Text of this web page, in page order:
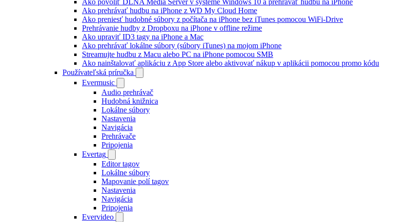
Ako povoliť DLNA Media Server v systéme Windows 10 a prehrávať hudbu na iPhone
Ako prehrávať hudbu na iPhone z WD My Cloud Home
Ako preniesť hudobné súbory z počítača na iPhone bez iTunes pomocou WiFi-Drive
Prehrávanie hudby z Dropboxu na iPhone v offline režime
Ako upraviť ID3 tagy na iPhone a Mac
Ako prehrávať lokálne súbory (súbory iTunes) na mojom iPhone
Streamujte hudbu z Macu alebo PC na iPhone pomocou SMB
Ako nainštalovať aplikáciu z App Store alebo aktivovať nákup v aplikácii pomocou promo kódu
Používateľská príručka
Evermusic
Audio prehrávač
Hudobná knižnica
Lokálne súbory
Nastavenia
Navigácia
Prehrávače
Pripojenia
Evertag
Editor tagov
Lokálne súbory
Mapovanie polí tagov
Nastavenia
Navigácia
Pripojenia
Evervideo